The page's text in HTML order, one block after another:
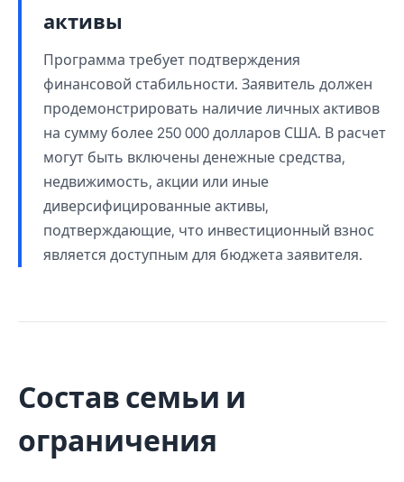
активы
Программа требует подтверждения
финансовой стабильности. Заявитель должен
продемонстрировать наличие личных активов
на сумму более 250 000 долларов США. В расчет
могут быть включены денежные средства,
недвижимость, акции или иные
диверсифицированные активы,
подтверждающие, что инвестиционный взнос
является доступным для бюджета заявителя.
Состав семьи и
ограничения